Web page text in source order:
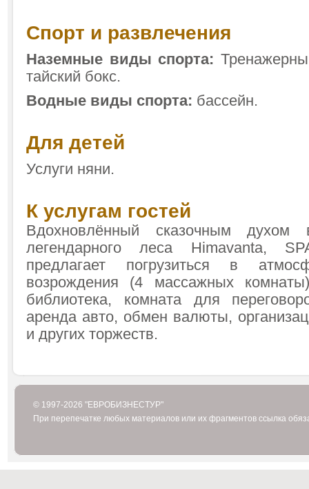
Спорт и развлечения
Наземные виды спорта:
тайский бокс.
Водные виды спорта: бассейн.
Для детей
Услуги няни.
К услугам гостей
Вдохновлённый сказочным духом
легендарного леса Himavanta,
предлагает погрузиться в
возрождения (4 массажных
библиотека, комната для
аренда авто, обмен валюты,
и других торжеств.
© 1997-2026 "ЕВРОБИЗНЕСТУР"
При перепечатке любых материалов или их фрагментов ссылка